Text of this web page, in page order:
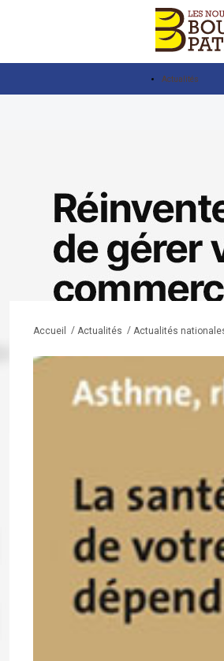
Actualités
Accueil / Actualités / Actualités